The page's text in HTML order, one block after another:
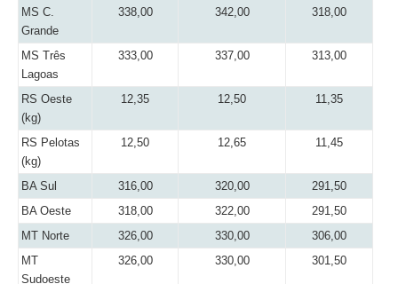
MS C.
Grande
338,00 342,00 318,00
MS Três
Lagoas
333,00 337,00 313,00
RS Oeste
(kg)
12,35 12,50 11,35
RS Pelotas
(kg)
12,50 12,65 11,45
BA Sul 316,00 320,00
291,50
BA Oeste
318,00 322,00
291,50
MT Norte
326,00 330,00
306,00
MT
Sudoeste
326,00 330,00 301,50